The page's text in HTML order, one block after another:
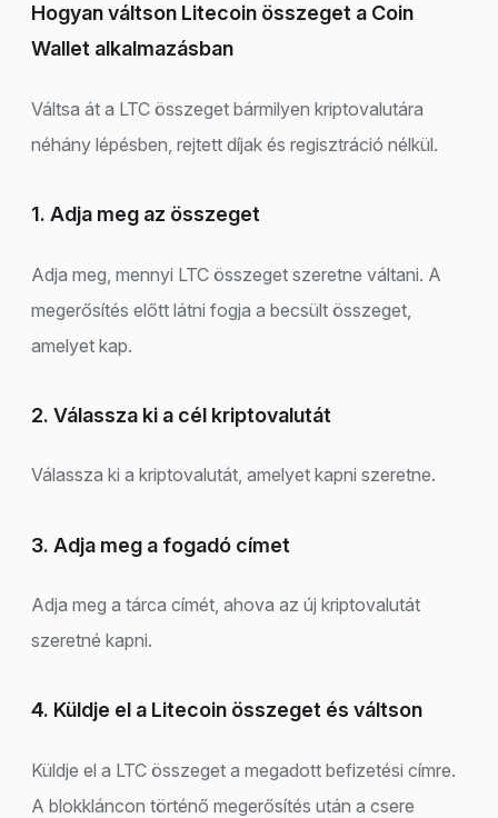
Hogyan váltson Litecoin összeget a Coin
Wallet alkalmazásban
Váltsa át a LTC összeget bármilyen kriptovalutára
néhány lépésben, rejtett díjak és regisztráció nélkül.
1. Adja meg az összeget
Adja meg, mennyi LTC összeget szeretne váltani. A
megerősítés előtt látni fogja a becsült összeget,
amelyet kap.
2. Válassza ki a cél kriptovalutát
Válassza ki a kriptovalutát, amelyet kapni szeretne.
3. Adja meg a fogadó címet
Adja meg a tárca címét, ahova az új kriptovalutát
szeretné kapni.
4. Küldje el a Litecoin összeget és váltson
Küldje el a LTC összeget a megadott befizetési címre.
A blokkláncon történő megerősítés után a csere